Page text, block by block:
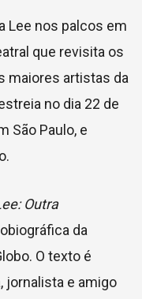
Lee nos palcos em
que revisita os
maiores artistas da
no dia 22 de
São Paulo, e
Outra
da
O texto é
jornalista e amigo